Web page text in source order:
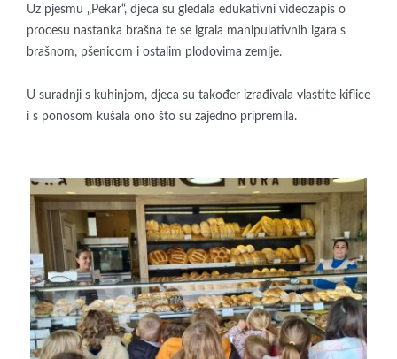
Uz pjesmu „Pekar“, djeca su gledala edukativni videozapis o
procesu nastanka brašna te se igrala manipulativnih igara s
brašnom, pšenicom i ostalim plodovima zemlje.
U suradnji s kuhinjom, djeca su također izrađivala vlastite kiflice
i s ponosom kušala ono što su zajedno pripremila.